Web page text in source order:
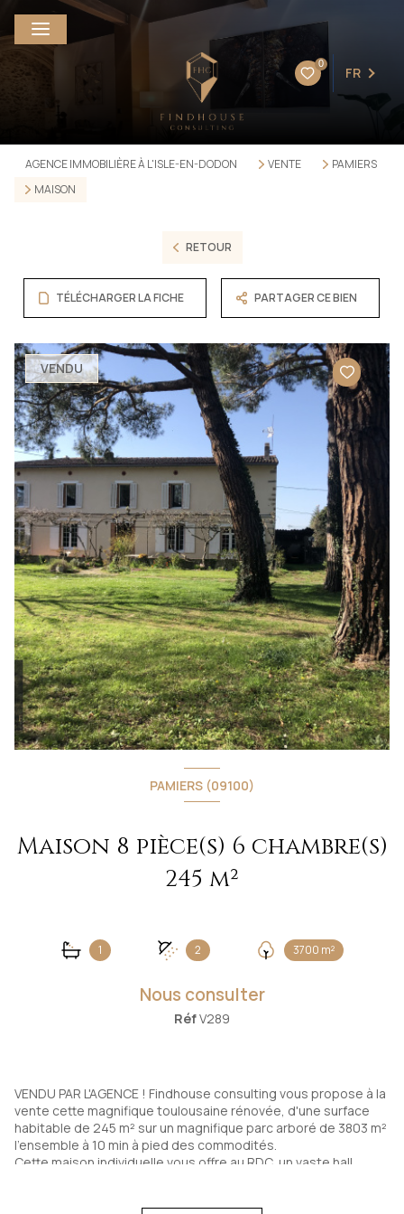
0
FR
AGENCE IMMOBILIÈRE À L'ISLE-EN-DODON VENTE
PAMIERS
MAISON
RETOUR
TÉLÉCHARGER LA FICHE PARTAGER CE BIEN
VENDU
PAMIERS (09100)
Maison 8 pièce(s) 6 chambre(s)
245 m²
1 2 3700 m²
Nous consulter
RéfV289
VENDU PAR L'AGENCE ! Findhouse consulting vous propose à la
vente cette magnifique toulousaine rénovée, d'une surface
habitable de 245 m² sur un magnifique parc arboré de 3803 m²
l'ensemble à 10 min à pied des commodités.
Cette maison individuelle vous offre au RDC, un vaste hall